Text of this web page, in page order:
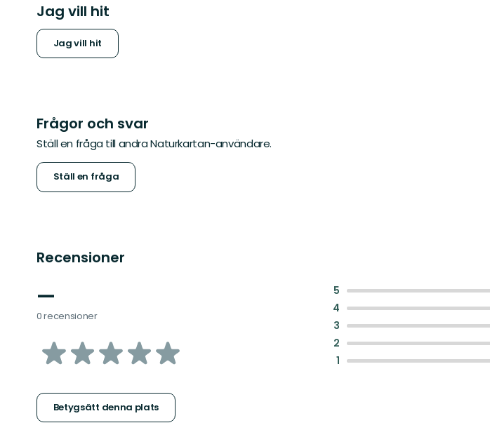
Jag vill hit
Jag vill hit
Frågor och svar
Ställ en fråga till andra Naturkartan-användare.
Ställ en fråga
Recensioner
—
0 recensioner
av
stjärnor
Betygsätt denna plats
5
4
3
2
1